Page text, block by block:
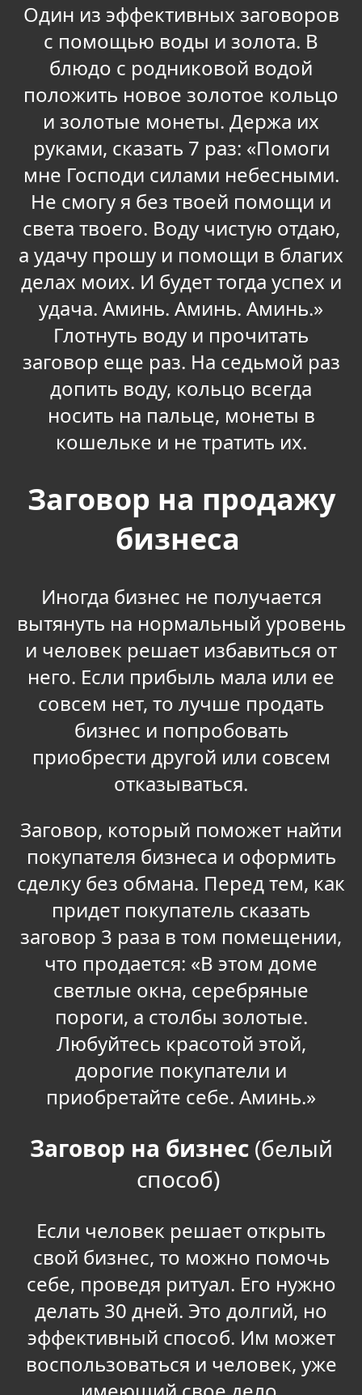
Один из эффективных заговоров
с помощью воды и золота. В
блюдо с родниковой водой
положить новое золотое кольцо
и золотые монеты. Держа их
руками, сказать 7 раз: «Помоги
мне Господи силами небесными.
Не смогу я без твоей помощи и
света твоего. Воду чистую отдаю,
а удачу прошу и помощи в благих
делах моих. И будет тогда успех и
удача. Аминь. Аминь. Аминь.»
Глотнуть воду и прочитать
заговор еще раз. На седьмой раз
допить воду, кольцо всегда
носить на пальце, монеты в
кошельке и не тратить их.
Заговор на продажу
бизнеса
Иногда бизнес не получается
вытянуть на нормальный уровень
и человек решает избавиться от
него. Если прибыль мала или ее
совсем нет, то лучше продать
бизнес и попробовать
приобрести другой или совсем
отказываться.
Заговор, который поможет найти
покупателя бизнеса и оформить
сделку без обмана. Перед тем, как
придет покупатель сказать
заговор 3 раза в том помещении,
что продается: «В этом доме
светлые окна, серебряные
пороги, а столбы золотые.
Любуйтесь красотой этой,
дорогие покупатели и
приобретайте себе. Аминь.»
Заговор на бизнес(белый
способ)
Если человек решает открыть
свой бизнес, то можно помочь
себе, проведя ритуал. Его нужно
делать 30 дней. Это долгий, но
эффективный способ. Им может
воспользоваться и человек, уже